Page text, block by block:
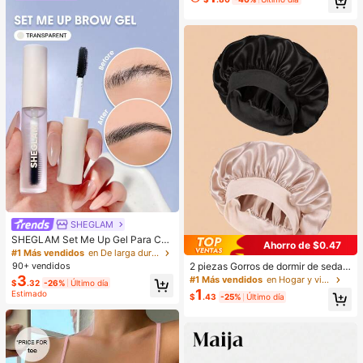
SHEGLAM
SHEGLAM Set Me Up Gel Para Cej
as Marca De Belleza CosméTica M
aquillaje Para Mujeres Y NiñAs
#1 Más vendidos
en De larga duración Cejas
90+ vendidos
$3.32 -26% Último día
Estimado
s Y NiñAs
Ahorro de $0.47
2 piezas Gorros de dormir de seda y
satén de lujo, unicolor, gorros elásti
cos de protección del cabello, liger
os y cómodos para usar toda la noc
la
#1 Más vendidos en Hogar y vida
$1.43 -25% Último día